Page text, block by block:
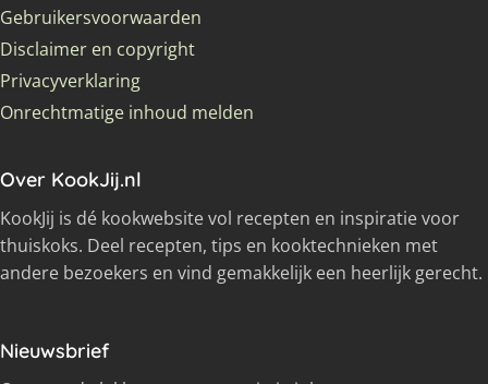
Gebruikersvoorwaarden
Disclaimer en copyright
Privacyverklaring
Onrechtmatige inhoud melden
Over KookJij.nl
KookJij is dé kookwebsite vol recepten en inspiratie voor
thuiskoks. Deel recepten, tips en kooktechnieken met
andere bezoekers en vind gemakkelijk een heerlijk gerecht.
Nieuwsbrief